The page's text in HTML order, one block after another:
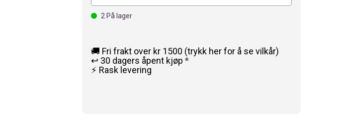
2 På lager
🚚 Fri frakt over kr 1500 (trykk her for å se vilkår)
↩️ 30 dagers åpent kjøp*
⚡ Rask levering